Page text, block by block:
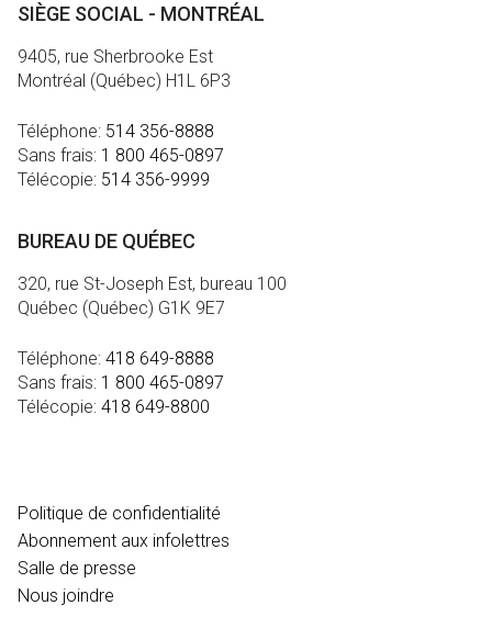
SIÈGE SOCIAL - MONTRÉAL
9405, rue Sherbrooke Est
Montréal (Québec) H1L 6P3
Téléphone: 514 356-8888
Sans frais: 1 800 465-0897
Télécopie: 514 356-9999
BUREAU DE QUÉBEC
320, rue St-Joseph Est, bureau 100
Québec (Québec) G1K 9E7
Téléphone: 418 649-8888
Sans frais: 1 800 465-0897
Télécopie: 418 649-8800
Politique de confidentialité
Abonnement aux infolettres
Salle de presse
Nous joindre